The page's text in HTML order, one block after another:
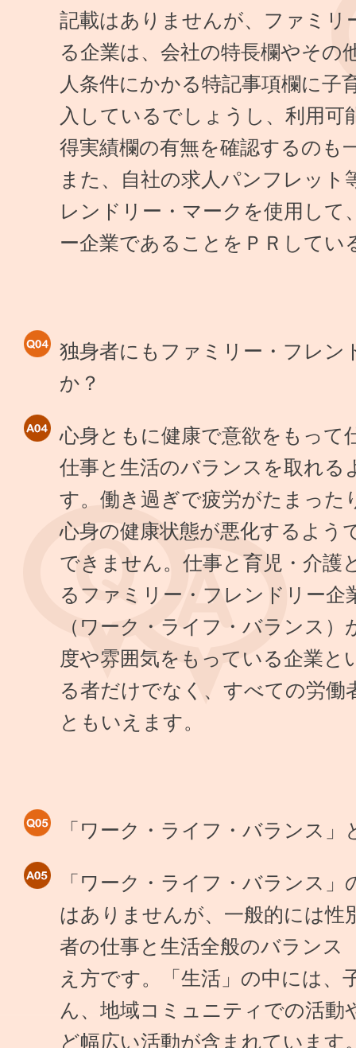
記載はありませんが、ファミリ
る企業は、会社の特長欄やその
人条件にかかる特記事項欄に子
入しているでしょうし、利用可
得実績欄の有無を確認するのも
また、自社の求人パンフレット
レンドリー・マークを使用し
ー企業であることをＰＲしてい
独身者にもファミリー・フレン
か？
心身ともに健康で意欲をもって
仕事と生活のバランスを取れる
す。働き過ぎで疲労がたまった
心身の健康状態が悪化するよう
できません。仕事と育児・介護
るファミリー・フレンドリー企
（ワーク・ライフ・バランス
度や雰囲気をもっている企業と
る者だけでなく、すべての労
ともいえます。
「ワーク・ライフ・バランス」
「ワーク・ライフ・バランス
はありませんが、一般的には性
者の仕事と生活全般のバランス
え方です。「生活」の中には、
ん、地域コミュニティでの活
ど幅広い活動が含まれています